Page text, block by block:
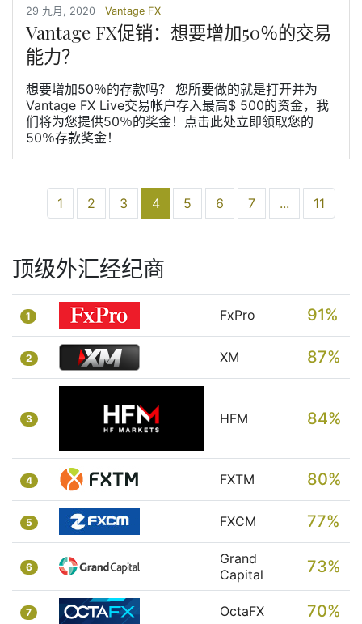
29 九月, 2020 Vantage FX
Vantage FX促销：想要增加50％的交易
能力？
想要增加50％的存款吗？ 您所要做的就是打开并为
Vantage FX Live交易帐户存入最高$ 500的资金，我
们将为您提供50％的奖金！点击此处立即领取您的
50％存款奖金！
1 2 3 4(current)
5 6 7 ... 11
顶级外汇经纪商
1 FxPro 91%
2 XM 87%
3 HFM 84%
4 FXTM 80%
5 FXCM 77%
6
Grand
Capital
73%
7 OctaFX 70%